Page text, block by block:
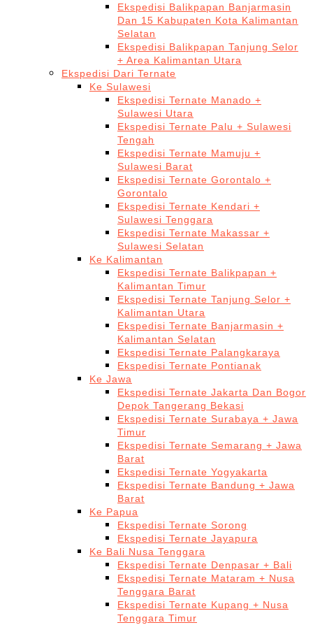
Ekspedisi Balikpapan Banjarmasin
Dan 15 Kabupaten Kota Kalimantan
Selatan
Ekspedisi Balikpapan Tanjung Selor
+ Area Kalimantan Utara
Ekspedisi Dari Ternate
Ke Sulawesi
Ekspedisi Ternate Manado +
Sulawesi Utara
Ekspedisi Ternate Palu + Sulawesi
Tengah
Ekspedisi Ternate Mamuju +
Sulawesi Barat
Ekspedisi Ternate Gorontalo +
Gorontalo
Ekspedisi Ternate Kendari +
Sulawesi Tenggara
Ekspedisi Ternate Makassar +
Sulawesi Selatan
Ke Kalimantan
Ekspedisi Ternate Balikpapan +
Kalimantan Timur
Ekspedisi Ternate Tanjung Selor +
Kalimantan Utara
Ekspedisi Ternate Banjarmasin +
Kalimantan Selatan
Ekspedisi Ternate Palangkaraya
Ekspedisi Ternate Pontianak
Ke Jawa
Ekspedisi Ternate Jakarta Dan Bogor
Depok Tangerang Bekasi
Ekspedisi Ternate Surabaya + Jawa
Timur
Ekspedisi Ternate Semarang + Jawa
Barat
Ekspedisi Ternate Yogyakarta
Ekspedisi Ternate Bandung + Jawa
Barat
Ke Papua
Ekspedisi Ternate Sorong
Ekspedisi Ternate Jayapura
Ke Bali Nusa Tenggara
Ekspedisi Ternate Denpasar + Bali
Ekspedisi Ternate Mataram + Nusa
Tenggara Barat
Ekspedisi Ternate Kupang + Nusa
Tenggara Timur